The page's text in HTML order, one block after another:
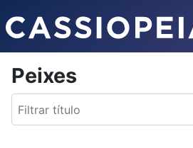
Peixes
Filtrar título